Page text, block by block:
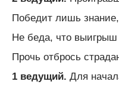
Победит лишь знание,
Не беда, что выигрыш
Прочь отбрось
1 ведущий. Для